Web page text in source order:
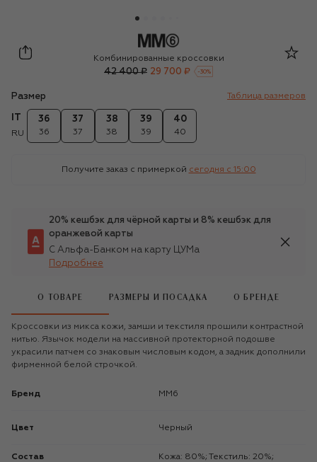
MM6
Комбинированные кроссовки
42 400 ₽ 29 700 ₽ -30%
Размер Таблица размеров
RU
36
36
37
37
38
38
39
39
40
40
Получите заказ с примеркой сегодня c 15:00
20% кешбэк для чёрной карты и 8% кешбэк для
оранжевой карты
С Альфа-Банком на карту ЦУМа
Подробнее
О ТОВАРЕ РАЗМЕРЫ И ПОСАДКА О БРЕНДЕ
Кроссовки из микса кожи, замши и текстиля прошили контрастной
нитью. Язычок модели на массивной протекторной подошве
украсили патчем со знаковым числовым кодом, а задник дополнили
фирменной белой строчкой.
Бренд MM6
Цвет Черный
Состав
Кожа: 80%; Текстиль: 20%;